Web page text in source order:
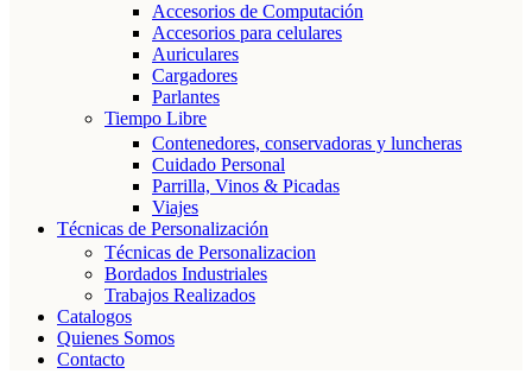
Accesorios de Computación
Accesorios para celulares
Auriculares
Cargadores
Parlantes
Tiempo Libre
Contenedores, conservadoras y luncheras
Cuidado Personal
Parrilla, Vinos & Picadas
Viajes
Técnicas de Personalización
Técnicas de Personalizacion
Bordados Industriales
Trabajos Realizados
Catalogos
Quienes Somos
Contacto